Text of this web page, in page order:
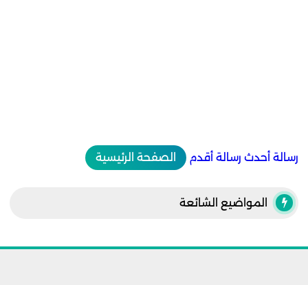
رسالة أحدث رسالة أقدم الصفحة الرئيسية
المواضيع الشائعة